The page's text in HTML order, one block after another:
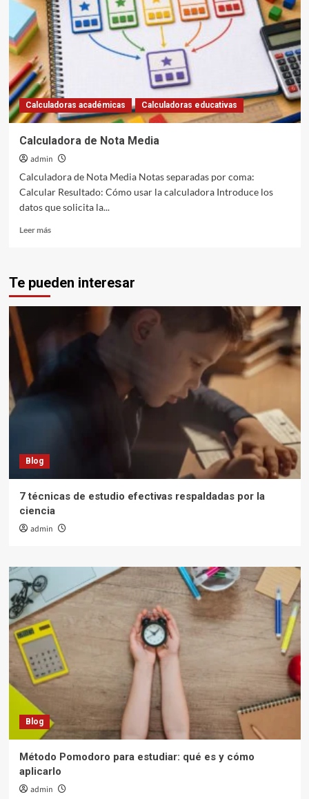
Calculadoras académicas Calculadoras educativas
Calculadora de Nota Media
admin
Calculadora de Nota Media Notas separadas por coma:
Calcular Resultado: Cómo usar la calculadora Introduce los
datos que solicita la...
Leer másLeer
de
Nota
Media
Te pueden interesar
Blog
7 técnicas de estudio efectivas respaldadas por la
ciencia
admin
Blog
Método Pomodoro para estudiar: qué es y cómo
aplicarlo
admin